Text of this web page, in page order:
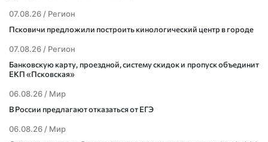
07.08.26 / Регион
Псковичи предложили построить кинологический центр в городе
07.08.26 / Регион
Банковскую карту, проездной, систему скидок и пропуск объединит
ЕКП «Псковская»
06.08.26 / Мир
В России предлагают отказаться от ЕГЭ
06.08.26 / Мир